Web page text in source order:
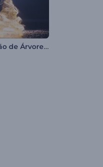
Introdução de Árvore com Partículas Brilhantes